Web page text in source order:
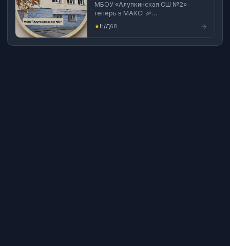
МБОУ «Алупкинская СШ №2»
теперь в МАКС! 🎉
Присоединяйтесь к нашему
каналу, чтобы быть в эпицентре
ярких событий! Мы делимся
эксклюзивными фото и постами,
★Н/Д68